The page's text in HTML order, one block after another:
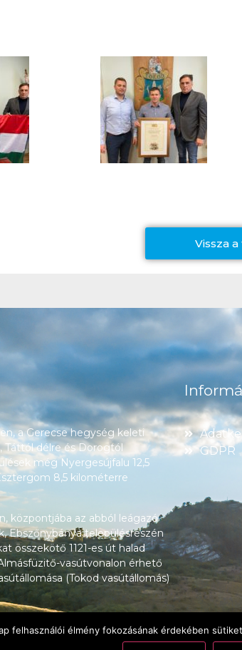
Vissza
a Gerecse hegység keleti
Táttól délre és Dorogtól
még Nyergesújfalu 12,5
8,5 kilométerre
központjába az abból leágazó
Ebszőnybánya településrészén
összekötő 1121-es út halad
vasútvonalon érhető
(Tokod vasútállomás)
GDPR
felhasználói élmény fokozásának érdekében